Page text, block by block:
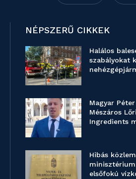
NÉPSZERŰ CIKKEK
Halálos
szabályokat
Magyar
Mészáros
Ingredients
Hibás
elsőfokú